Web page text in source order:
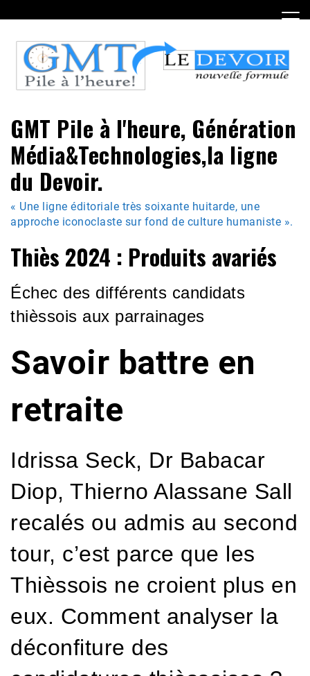
to
content
GMT Pile à l'heure, Génération
Média&Technologies,la ligne
du Devoir.
« Une ligne éditoriale très soixante huitarde, une
approche iconoclaste sur fond de culture humaniste ».
Thiès 2024 : Produits avariés
Échec des différents candidats
thièssois aux parrainages
Savoir battre en
retraite
Idrissa Seck, Dr Babacar
Diop, Thierno Alassane Sall
recalés ou admis au second
tour, c’est parce que les
Thièssois ne croient plus en
eux. Comment analyser la
déconfiture des